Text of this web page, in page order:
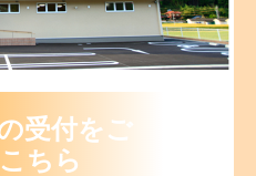
受付をご
ちら